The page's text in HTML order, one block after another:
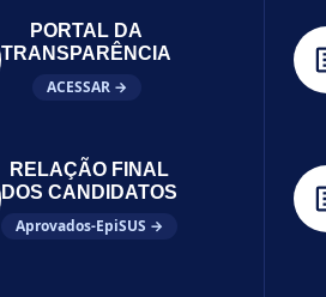
PORTAL DA
TRANSPARÊNCIA
ACESSAR →
RELAÇÃO FINAL
DOS CANDIDATOS
Aprovados-EpiSUS →